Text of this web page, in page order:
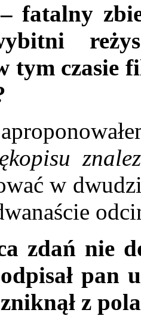
fatalny
tym czasie
w
zdań nie
pan
z